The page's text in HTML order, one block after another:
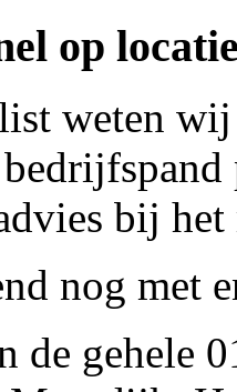
op
weten
bij
nog met
de gehele